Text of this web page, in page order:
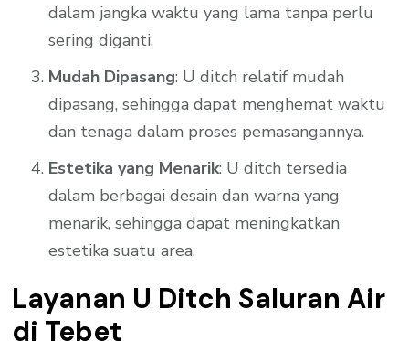
dalam jangka waktu yang lama tanpa perlu
sering diganti.
Mudah Dipasang: U ditch relatif mudah
dipasang, sehingga dapat menghemat waktu
dan tenaga dalam proses pemasangannya.
Estetika yang Menarik: U ditch tersedia
dalam berbagai desain dan warna yang
menarik, sehingga dapat meningkatkan
estetika suatu area.
Layanan U Ditch Saluran Air
di Tebet